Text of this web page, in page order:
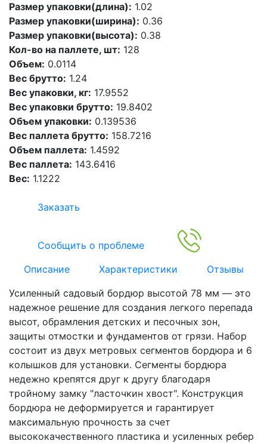
Размер упаковки(длина): 1.02
Размер упаковки(ширина): 0.36
Размер упаковки(высота): 0.38
Кол-во на паллете, шт: 128
Объем: 0.0114
Вес брутто: 1.24
Вес упаковки, кг: 17.9552
Вес упаковки брутто: 19.8402
Объем упаковки: 0.139536
Вес паллета брутто: 158.7216
Объем паллета: 1.4592
Вес паллета: 143.6416
Вес: 1.1222
Заказать
Сообщить о проблеме
Описание
Характеристики
Отзывы
Усиленный садовый бордюр высотой 78 мм — это
надежное решение для создания легкого перепада
высот, обрамления детских и песочных зон,
защиты отмостки и фундаментов от грязи. Набор
состоит из двух метровых сегментов бордюра и 6
колышков для установки. Сегменты бордюра
недежно крепятся друг к другу благодаря
тройному замку "ласточкин хвост". Конструкция
бордюра не деформируется и гарантирует
максимальную прочность за счет
высококачественного пластика и усиленных ребер